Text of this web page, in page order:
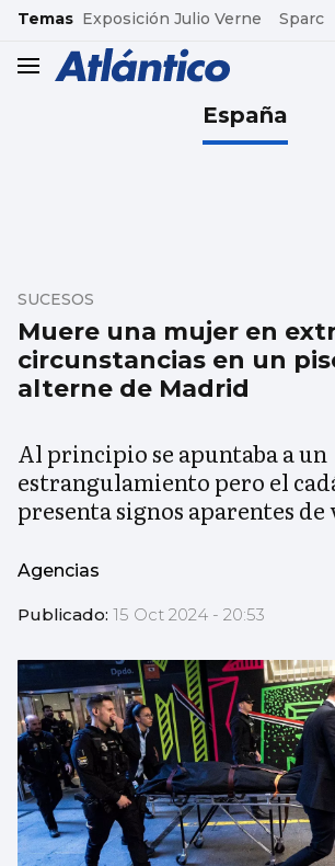
common.go-to-content
Temas Exposición Julio Verne Sparc
header.menu.open
España
Muere una mujer en
circunstancias en un
alterne de Madrid
SUCESOS
Al principio se apuntaba a un
estrangulamiento pero el
presenta signos aparentes
Agencias
Publicado: 15 Oct 2024 - 20:53